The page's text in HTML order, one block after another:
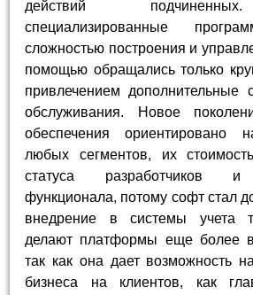
действий
специализированные
сложностью построения и
помощью обращались только
привлечением дополнительные
обслуживания. Новое
обеспечения ориентировано
любых сегментов, их
статуса разработчиков и
функционала, потому софт стал
внедрение в системы учета
делают платформы еще более
так как она дает возможность
бизнеса на клиентов, как